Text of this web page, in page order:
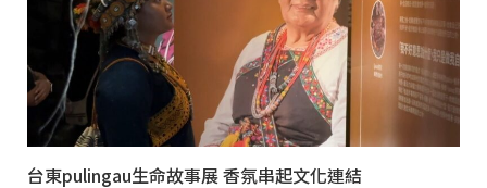
台東pulingau生命故事展 香氛串起文化連結